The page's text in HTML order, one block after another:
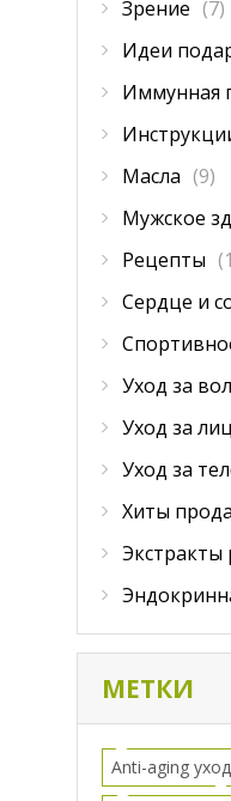
Зрение (7)
Идеи
Иммунная
Масла (9)
Мужское
Рецепты
Сердце и
Уход за
Уход за
Уход за
Хиты
Экстракты
МЕТКИ
Anti-aging уход